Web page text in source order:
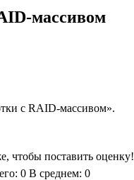
массивом
с RAID-массивом».
чтобы поставить оценку!
0В среднем: 0